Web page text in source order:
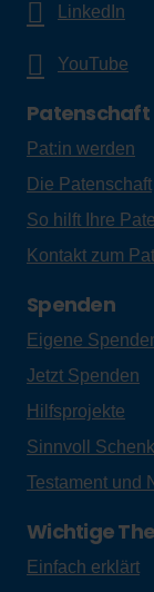
LinkedIn
YouTube
Patenschaft
Pat:in werden
Die Patenschaft
So hilft Ihre
Kontakt zum
Spenden
Eigene
Jetzt Spenden
Hilfsprojekte
Sinnvoll
Testament und
Wichtige
Einfach erklärt